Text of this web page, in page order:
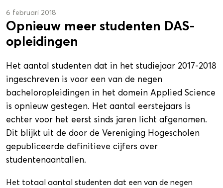
6 februari 2018
Opnieuw meer studenten DAS-
opleidingen
Het aantal studenten dat in het studiejaar 2017-2018
ingeschreven is voor een van de negen
bacheloropleidingen in het domein Applied Science
is opnieuw gestegen. Het aantal eerstejaars is
echter voor het eerst sinds jaren licht afgenomen.
Dit blijkt uit de door de Vereniging Hogescholen
gepubliceerde definitieve cijfers over
studentenaantallen.
Het totaal aantal studenten dat een van de negen